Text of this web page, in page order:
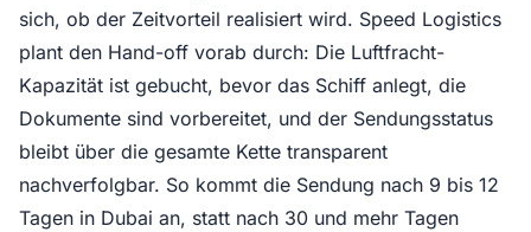
sich, ob der Zeitvorteil realisiert wird. Speed Logistics
plant den Hand-off vorab durch: Die Luftfracht-
Kapazität ist gebucht, bevor das Schiff anlegt, die
Dokumente sind vorbereitet, und der Sendungsstatus
bleibt über die gesamte Kette transparent
nachverfolgbar. So kommt die Sendung nach 9 bis 12
Tagen in Dubai an, statt nach 30 und mehr Tagen